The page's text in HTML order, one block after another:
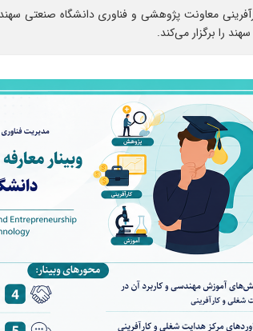
معاونت پژوهشی و فناوری دانشگاه صنعتی
را برگزار می‌کند.